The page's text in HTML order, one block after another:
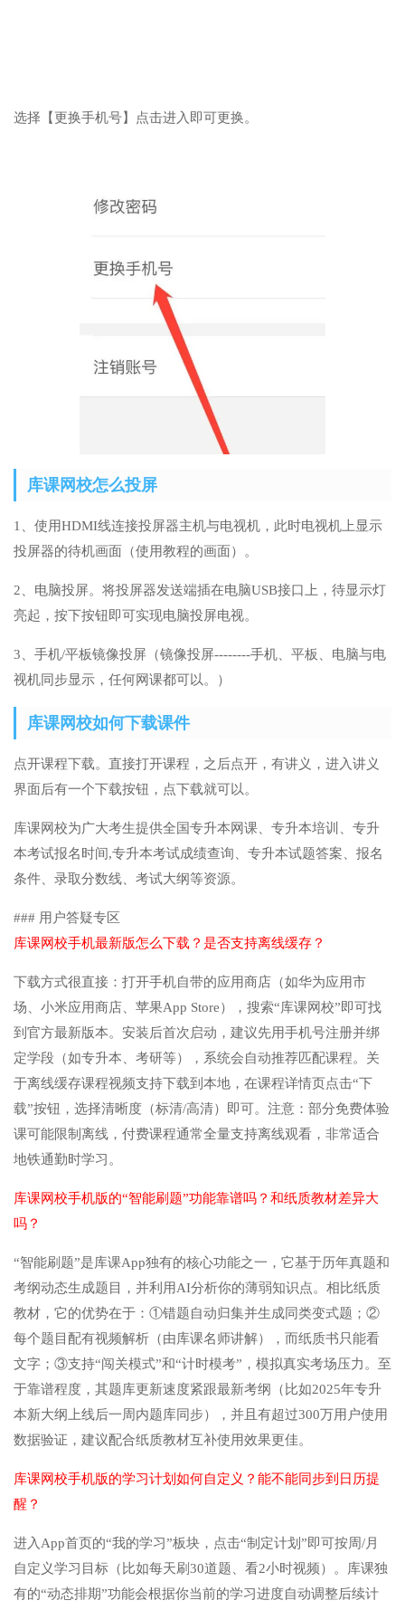
选择【更换手机号】点击进入即可更换。
库课网校怎么投屏
1、使用HDMI线连接投屏器主机与电视机，此时电视机上显示
投屏器的待机画面（使用教程的画面）。
2、电脑投屏。将投屏器发送端插在电脑USB接口上，待显示灯
亮起，按下按钮即可实现电脑投屏电视。
3、手机/平板镜像投屏（镜像投屏--------手机、平板、电脑与电
视机同步显示，任何网课都可以。）
库课网校如何下载课件
点开课程下载。直接打开课程，之后点开，有讲义，进入讲义
界面后有一个下载按钮，点下载就可以。
库课网校为广大考生提供全国专升本网课、专升本培训、专升
本考试报名时间,专升本考试成绩查询、专升本试题答案、报名
条件、录取分数线、考试大纲等资源。
### 用户答疑专区
库课网校手机最新版怎么下载？是否支持离线缓存？
下载方式很直接：打开手机自带的应用商店（如华为应用市
场、小米应用商店、苹果App Store），搜索“库课网校”即可找
到官方最新版本。安装后首次启动，建议先用手机号注册并绑
定学段（如专升本、考研等），系统会自动推荐匹配课程。关
于离线缓存课程视频支持下载到本地，在课程详情页点击“下
载”按钮，选择清晰度（标清/高清）即可。注意：部分免费体验
课可能限制离线，付费课程通常全量支持离线观看，非常适合
地铁通勤时学习。
库课网校手机版的“智能刷题”功能靠谱吗？和纸质教材差异大
吗？
“智能刷题”是库课App独有的核心功能之一，它基于历年真题和
考纲动态生成题目，并利用AI分析你的薄弱知识点。相比纸质
教材，它的优势在于：①错题自动归集并生成同类变式题；②
每个题目配有视频解析（由库课名师讲解），而纸质书只能看
文字；③支持“闯关模式”和“计时模考”，模拟真实考场压力。至
于靠谱程度，其题库更新速度紧跟最新考纲（比如2025年专升
本新大纲上线后一周内题库同步），并且有超过300万用户使用
数据验证，建议配合纸质教材互补使用效果更佳。
库课网校手机版的学习计划如何自定义？能不能同步到日历提
醒？
进入App首页的“我的学习”板块，点击“制定计划”即可按周/月
自定义学习目标（比如每天刷30道题、看2小时视频）。库课独
有的“动态排期”功能会根据你当前的学习进度自动调整后续计